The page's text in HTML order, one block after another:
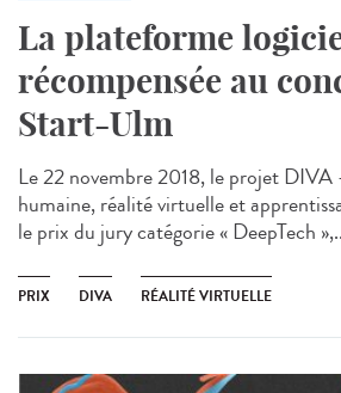
La plateforme
récompensée au
Start-Ulm
Le 22 novembre 2018, le projet
humaine, réalité virtuelle et
le prix du jury catégorie « DeepTech
PRIX DIVA RÉALITÉ VIRTUELLE